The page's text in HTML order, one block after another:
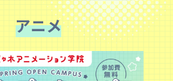
アニメ